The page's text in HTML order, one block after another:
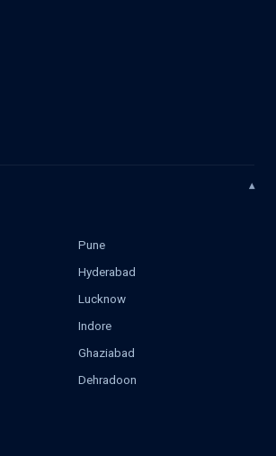
Pune
Hyderabad
Lucknow
Indore
Ghaziabad
Dehradoon